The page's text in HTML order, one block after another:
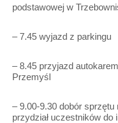
podstawowej w
– 7.45 wyjazd z parkingu
– 8.45 przyjazd
Przemyśl
– 9.00-9.30 dobór
przydział uczestników do